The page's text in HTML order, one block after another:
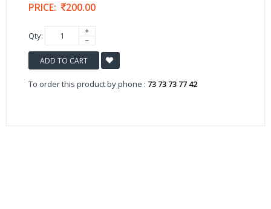
PRICE: 200.00
Qty:
ADD TO CART
To order this product by phone : 73 73 73 77 42